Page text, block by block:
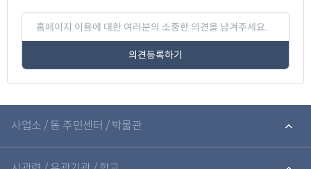
페
지
도
평
입
력
관
사업소 / 동 주민센터 / 박물관